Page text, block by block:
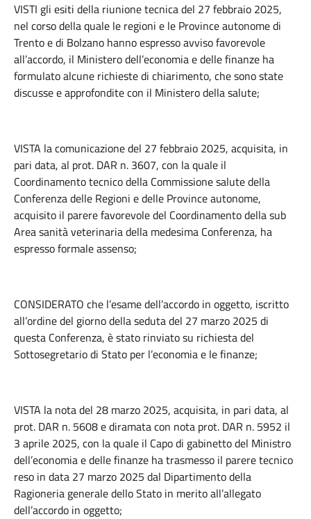
VISTI gli esiti della riunione tecnica del 27 febbraio 2025,
nel corso della quale le regioni e le Province autonome di
Trento e di Bolzano hanno espresso avviso favorevole
all’accordo, il Ministero dell’economia e delle finanze ha
formulato alcune richieste di chiarimento, che sono state
discusse e approfondite con il Ministero della salute;
VISTA la comunicazione del 27 febbraio 2025, acquisita, in
pari data, al prot. DAR n. 3607, con la quale il
Coordinamento tecnico della Commissione salute della
Conferenza delle Regioni e delle Province autonome,
acquisito il parere favorevole del Coordinamento della sub
Area sanità veterinaria della medesima Conferenza, ha
espresso formale assenso;
CONSIDERATO che l’esame dell’accordo in oggetto, iscritto
all’ordine del giorno della seduta del 27 marzo 2025 di
questa Conferenza, è stato rinviato su richiesta del
Sottosegretario di Stato per l’economia e le finanze;
VISTA la nota del 28 marzo 2025, acquisita, in pari data, al
prot. DAR n. 5608 e diramata con nota prot. DAR n. 5952 il
3 aprile 2025, con la quale il Capo di gabinetto del Ministro
dell’economia e delle finanze ha trasmesso il parere tecnico
reso in data 27 marzo 2025 dal Dipartimento della
Ragioneria generale dello Stato in merito all’allegato
dell’accordo in oggetto;